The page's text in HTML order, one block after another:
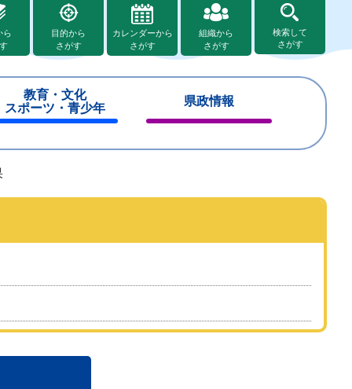
ら
目的から
さがす
カレンダーから
さがす
組織から
さがす
検索して
さがす
教育・文化
スポーツ・青少年
県政情報
じ